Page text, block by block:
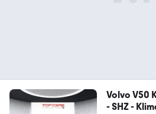
Volvo V50
- SHZ -